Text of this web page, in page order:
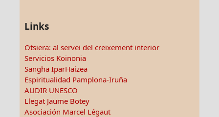
Links
Otsiera: al servei del creixement interior
Servicios Koinonia
Sangha IparHaizea
Espiritualidad Pamplona-Iruña
AUDIR UNESCO
Llegat Jaume Botey
Asociación Marcel Légaut